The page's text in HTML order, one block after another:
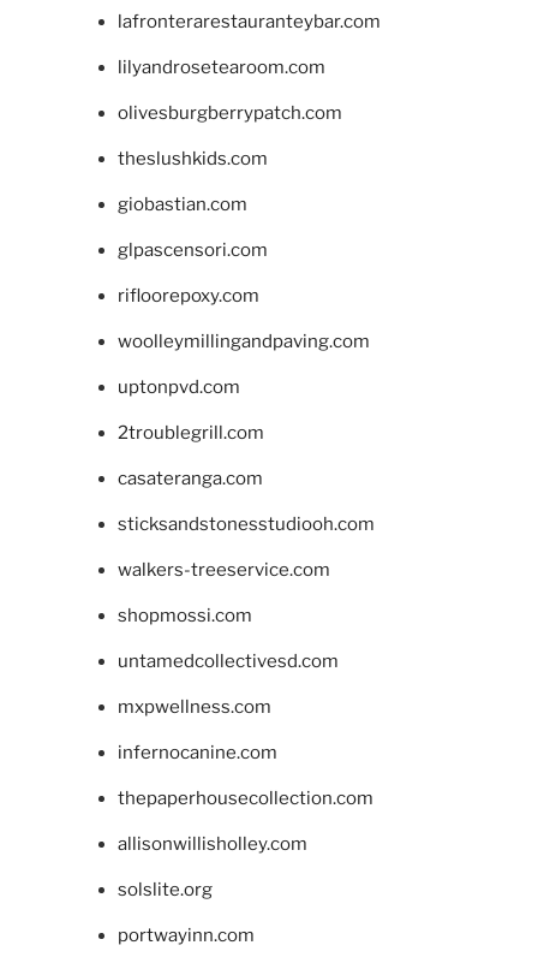
lafronterarestauranteybar.com
lilyandrosetearoom.com
olivesburgberrypatch.com
theslushkids.com
giobastian.com
glpascensori.com
rifloorepoxy.com
woolleymillingandpaving.com
uptonpvd.com
2troublegrill.com
casateranga.com
sticksandstonesstudiooh.com
walkers-treeservice.com
shopmossi.com
untamedcollectivesd.com
mxpwellness.com
infernocanine.com
thepaperhousecollection.com
allisonwillisholley.com
solslite.org
portwayinn.com